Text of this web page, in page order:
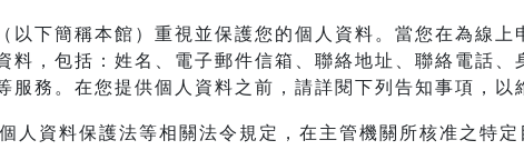
以下簡稱本館）重視並保護您的個人資料。當您在為線
料，包括：姓名、電子郵件信箱、聯絡地址、聯絡電話
服務。在您提供個人資料之前，請詳閱下列告知事項，以
人資料保護法等相關法令規定，在主管機關所核准之特